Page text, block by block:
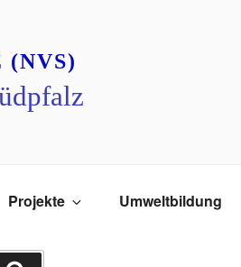
(NVS)
Projekte Umweltbildung